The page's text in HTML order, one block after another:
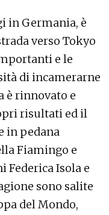
in Germania, è
verso Tokyo
e le
di incamerarne
è rinnovato e
risultati ed il
in pedana
Fiamingo e
Federica Isola e
sono salite
del Mondo,